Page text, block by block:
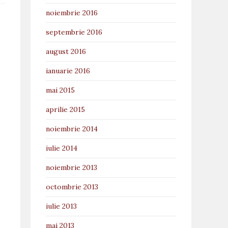
noiembrie 2016
septembrie 2016
august 2016
ianuarie 2016
mai 2015
aprilie 2015
noiembrie 2014
iulie 2014
noiembrie 2013
octombrie 2013
iulie 2013
mai 2013